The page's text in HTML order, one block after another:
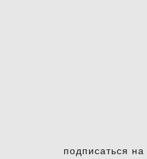
подписаться на